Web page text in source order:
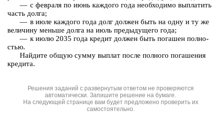
— с фев­ра­ля по июнь каж­до­го года не­об­хо­ди­мо вы­пла­тить
часть долга;
— в июле каж­до­го года долг дол­жен быть на одну и ту же
ве­ли­чи­ну мень­ше долга на июль преды­ду­ще­го года;
— к июлю 2035 года кре­дит дол­жен быть по­га­шен пол­но­
стью.
Най­ди­те общую сумму вы­плат после пол­но­го по­га­ше­ния
кре­ди­та.
Решения заданий с развернутым ответом не проверяются
автоматически. Запишите решение на бумаге.
На следующей странице вам будет предложено проверить их
самостоятельно.